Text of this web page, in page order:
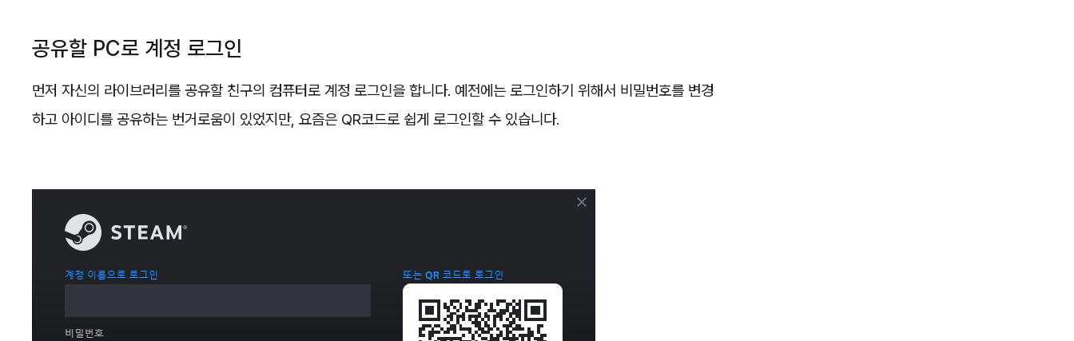
공유할 PC로 계정 로그인
먼저 자신의 라이브러리를 공유할 친구의 컴퓨터로 계정 로그인을 합니다. 예전에는 로그인하기 위해서 비밀번호를 변경
하고 아이디를 공유하는 번거로움이 있었지만, 요즘은 QR코드로 쉽게 로그인할 수 있습니다.